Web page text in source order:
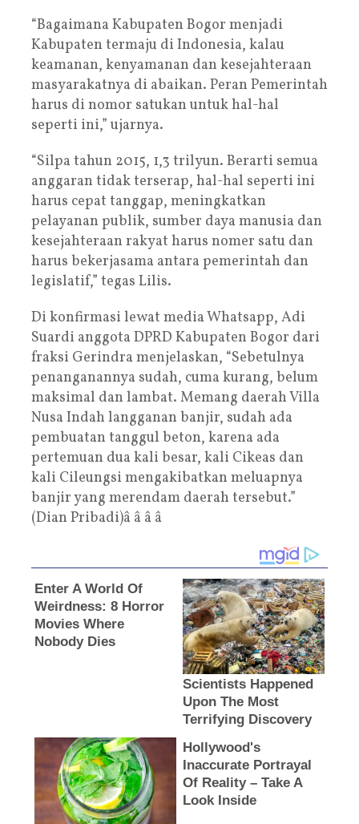
“Bagaimana Kabupaten Bogor menjadi
Kabupaten termaju di Indonesia, kalau
keamanan, kenyamanan dan kesejahteraan
masyarakatnya di abaikan. Peran Pemerintah
harus di nomor satukan untuk hal-hal
seperti ini,” ujarnya.
“Silpa tahun 2015, 1,3 trilyun. Berarti semua
anggaran tidak terserap, hal-hal seperti ini
harus cepat tanggap, meningkatkan
pelayanan publik, sumber daya manusia dan
kesejahteraan rakyat harus nomer satu dan
harus bekerjasama antara pemerintah dan
legislatif,” tegas Lilis.
Di konfirmasi lewat media Whatsapp, Adi
Suardi anggota DPRD Kabupaten Bogor dari
fraksi Gerindra menjelaskan, “Sebetulnya
penanganannya sudah, cuma kurang, belum
maksimal dan lambat. Memang daerah Villa
Nusa Indah langganan banjir, sudah ada
pembuatan tanggul beton, karena ada
pertemuan dua kali besar, kali Cikeas dan
kali Cileungsi mengakibatkan meluapnya
banjir yang merendam daerah tersebut.”
(Dian Pribadi)â â â â